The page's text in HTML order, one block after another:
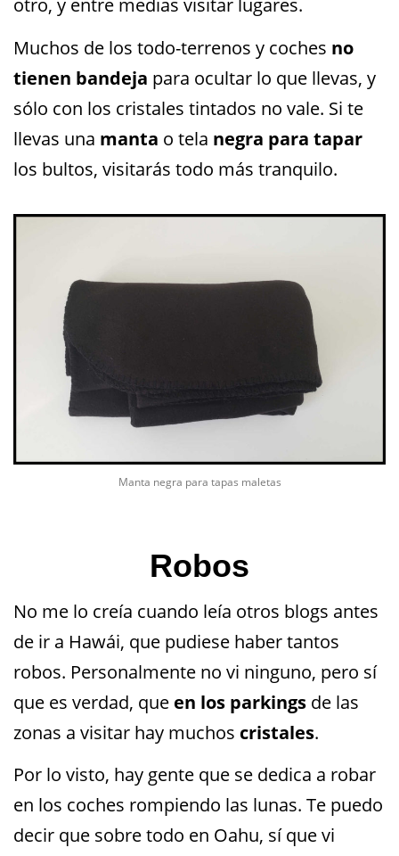
otro, y entre medias visitar lugares.
Muchos de los todo-terrenos y coches no
tienen bandeja para ocultar lo que llevas, y
sólo con los cristales tintados no vale. Si te
llevas una manta o tela negra para tapar
los bultos, visitarás todo más tranquilo.
Manta negra para tapas maletas
Robos
No me lo creía cuando leía otros blogs antes
de ir a Hawái, que pudiese haber tantos
robos. Personalmente no vi ninguno, pero sí
que es verdad, que en los parkings de las
zonas a visitar hay muchos cristales.
Por lo visto, hay gente que se dedica a robar
en los coches rompiendo las lunas. Te puedo
decir que sobre todo en Oahu, sí que vi